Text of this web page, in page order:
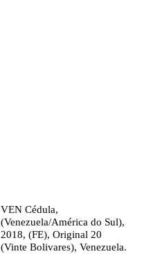
VEN Cédula,
(Venezuela/América do Sul),
2018, (FE), Original 20
(Vinte Bolivares), Venezuela.